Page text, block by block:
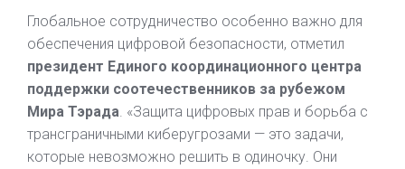
Глобальное сотрудничество особенно важно для
обеспечения цифровой безопасности, отметил
президент Единого координационного центра
поддержки соотечественников за рубежом
Мира Тэрада . «Защита цифровых прав и борьба с
трансграничными киберугрозами — это задачи,
которые невозможно решить в одиночку. Они